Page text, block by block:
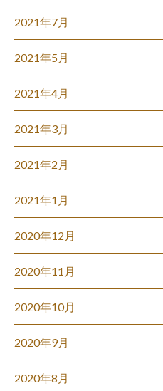
2021年7月
2021年5月
2021年4月
2021年3月
2021年2月
2021年1月
2020年12月
2020年11月
2020年10月
2020年9月
2020年8月